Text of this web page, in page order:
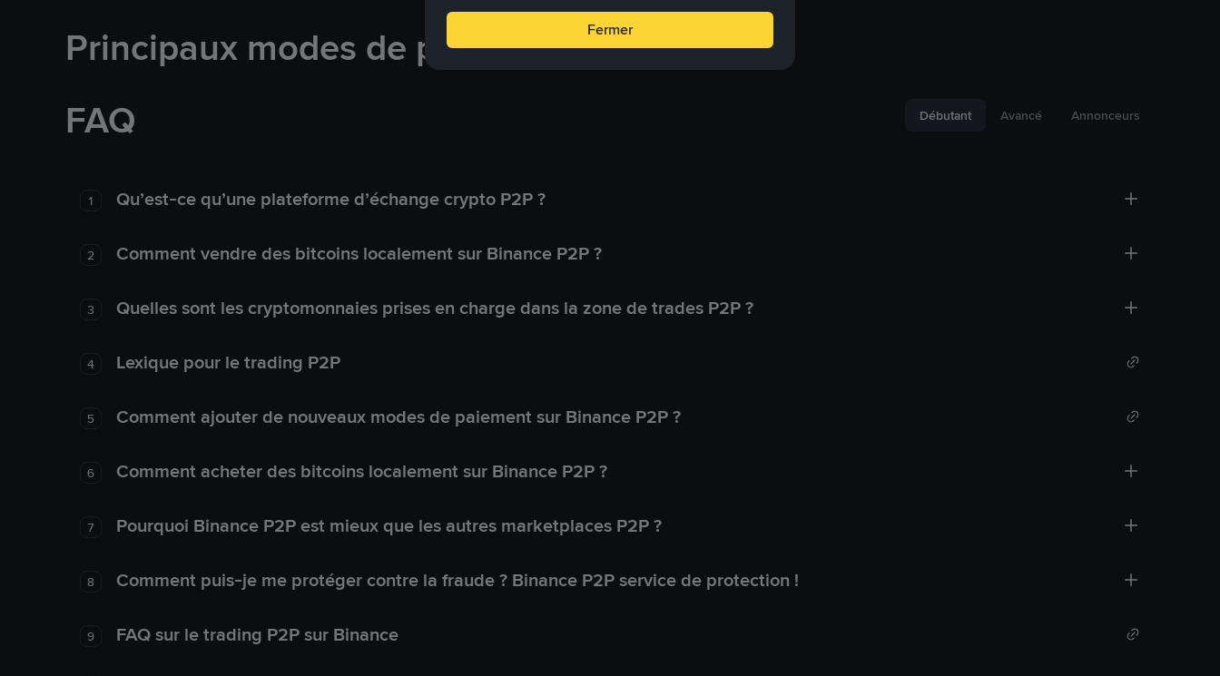
Principaux modes de paiement
FAQ
Débutant Avancé Annonceurs
1 Qu’est-ce qu’une plateforme d’échange crypto P2P ?
2 Comment vendre des bitcoins localement sur Binance P2P ?
3 Quelles sont les cryptomonnaies prises en charge dans la zone de trades P2P ?
4 Lexique pour le trading P2P
5 Comment ajouter de nouveaux modes de paiement sur Binance P2P ?
6 Comment acheter des bitcoins localement sur Binance P2P ?
7 Pourquoi Binance P2P est mieux que les autres marketplaces P2P ?
8 Comment puis-je me protéger contre la fraude ? Binance P2P service de protection !
9 FAQ sur le trading P2P sur Binance
Fermer